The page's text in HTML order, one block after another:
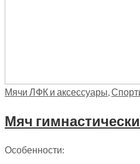
Мячи ЛФК и аксессуары
Особенности: